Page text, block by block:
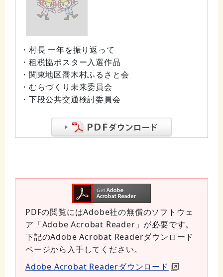
・村長 一年を振り返って
・租税協ポスター入選作品
・関東地区喬木村ふるさと会
・むらづくり未来委員会
・下段公共交通検討委員会
PDFの閲覧にはAdobe社の無償のソフトウェ
ア「Adobe Acrobat Reader」が必要です。
下記のAdobe Acrobat Readerダウンロード
ページから入手してください。
Adobe Acrobat Readerダウンロード